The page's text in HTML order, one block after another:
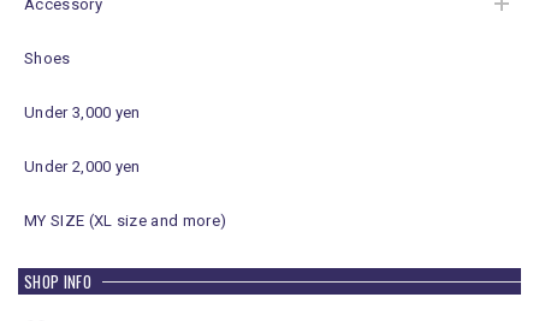
Accessory
Shoes
Under 3,000 yen
Under 2,000 yen
MY SIZE (XL size and more)
SHOP INFO